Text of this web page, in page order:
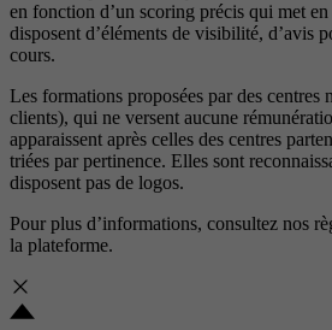
en fonction d’un scoring précis qui met
disposent d’éléments de visibilité, d’avis
cours.
Les formations proposées par des centres
clients), qui ne versent aucune
apparaissent après celles des centres
triées par pertinence. Elles sont
disposent pas de logos.
Pour plus d’informations, consultez nos
la plateforme.